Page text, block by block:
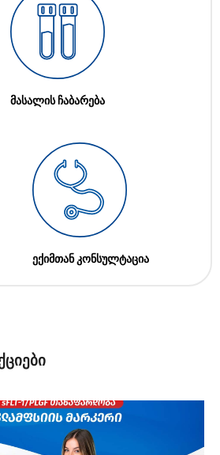
მასალის ჩაბარება
ექიმთან კონსულტაცია